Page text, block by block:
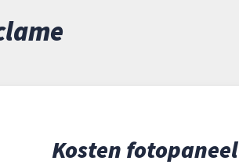
Kosten fotopaneel